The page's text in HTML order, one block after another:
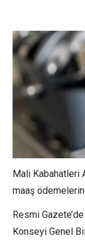
Mali Kabahatleri
maaş
Resmi
Konseyi Genel